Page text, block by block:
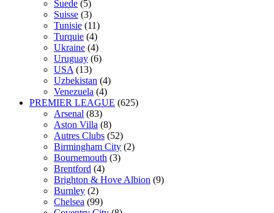
Suede (5)
Suisse (3)
Tunisie (11)
Turquie (4)
Ukraine (4)
Uruguay (6)
USA (13)
Uzbekistan (4)
Venezuela (4)
PREMIER LEAGUE (625)
Arsenal (83)
Aston Villa (8)
Autres Clubs (52)
Birmingham City (2)
Bournemouth (3)
Brentford (4)
Brighton & Hove Albion (9)
Burnley (2)
Chelsea (99)